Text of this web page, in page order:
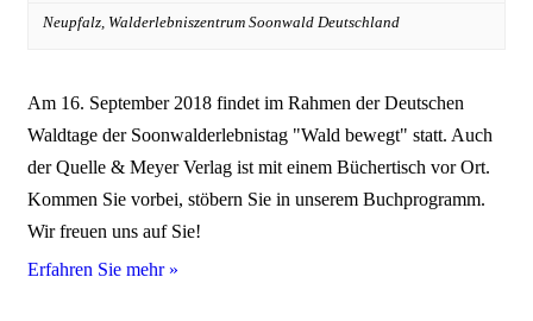
Neupfalz, Walderlebniszentrum Soonwald Deutschland
Am 16. September 2018 findet im Rahmen der Deutschen
Waldtage der Soonwalderlebnistag "Wald bewegt" statt. Auch
der Quelle & Meyer Verlag ist mit einem Büchertisch vor Ort.
Kommen Sie vorbei, stöbern Sie in unserem Buchprogramm.
Wir freuen uns auf Sie!
Erfahren Sie mehr »